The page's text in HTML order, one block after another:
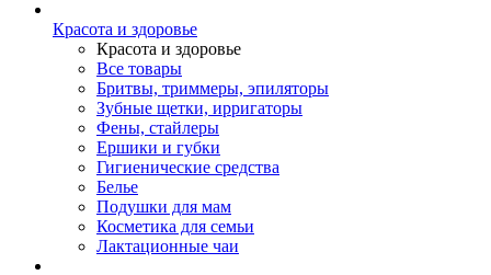
Красота и здоровье
Красота и здоровье
Все товары
Бритвы, триммеры, эпиляторы
Зубные щетки, ирригаторы
Фены, стайлеры
Ершики и губки
Гигиенические средства
Белье
Подушки для мам
Косметика для семьи
Лактационные чаи